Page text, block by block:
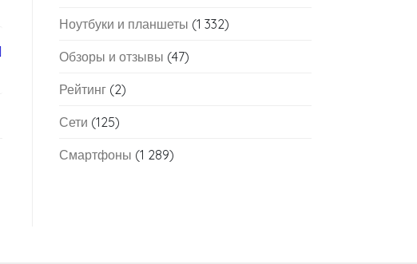
Ноутбуки и планшеты (1 332)
Обзоры и отзывы (47)
Рейтинг (2)
Сети (125)
Смартфоны (1 289)